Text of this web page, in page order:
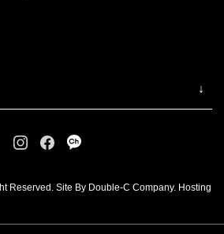
Reserved. Site By Double-C Company. Hosting